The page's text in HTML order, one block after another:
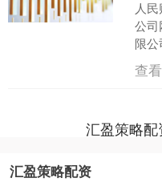
人
公
限
中
干部
查看
汇盈策略
汇盈策略配资